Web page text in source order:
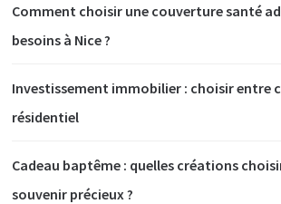
Comment choisir une couverture santé
besoins à Nice ?
Investissement immobilier : choisir entre
résidentiel
Cadeau baptême : quelles créations
souvenir précieux ?